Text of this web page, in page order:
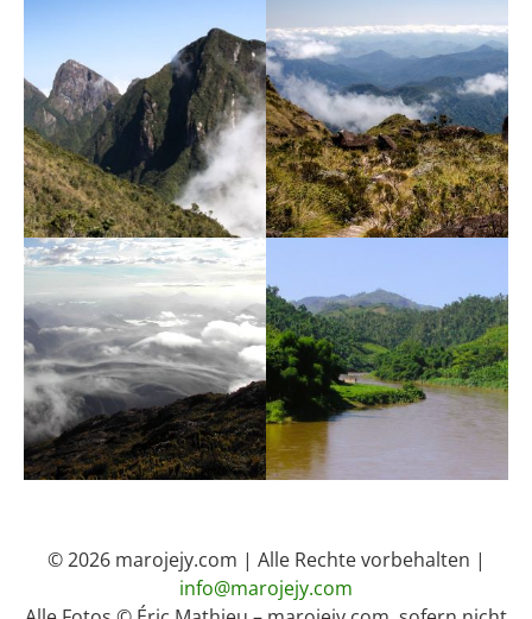
© 2026 marojejy.com | Alle Rechte vorbehalten |
info@marojejy.com